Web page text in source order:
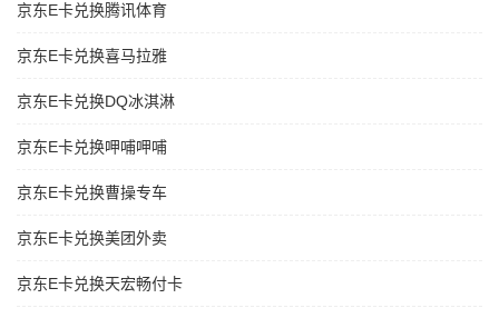
京东E卡兑换腾讯体育
京东E卡兑换喜马拉雅
京东E卡兑换DQ冰淇淋
京东E卡兑换呷哺呷哺
京东E卡兑换曹操专车
京东E卡兑换美团外卖
京东E卡兑换天宏畅付卡